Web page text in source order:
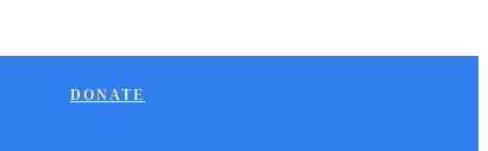
DONATE